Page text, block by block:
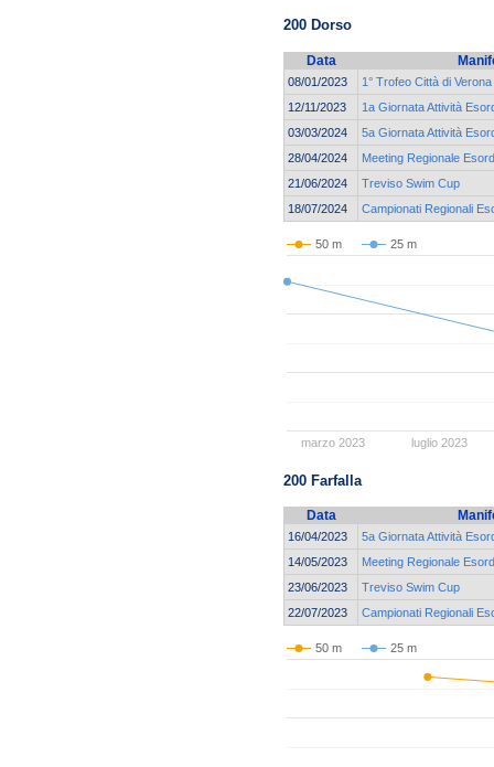
200 Dorso
Data
08/01/2023
1° Trofeo Città di Verona
12/11/2023
1a Giornata Attività
03/03/2024
5a Giornata Attività
28/04/2024
Meeting Regionale
21/06/2024
Treviso Swim Cup
18/07/2024
Campionati Regionali
50 m 25 m
marzo 2023 luglio 2023
200 Farfalla
Data
16/04/2023
5a Giornata Attività
14/05/2023
Meeting Regionale
23/06/2023
Treviso Swim Cup
22/07/2023
Campionati Regionali
50 m 25 m